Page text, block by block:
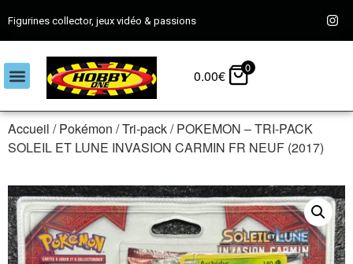
Figurines collector, jeux vidéo & passions
0.00€ 0
Accueil /Pokémon /Tri-pack/ POKEMON – TRI-PACK
SOLEIL ET LUNE INVASION CARMIN FR NEUF (2017)